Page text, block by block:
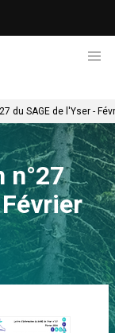
du SAGE de l'Yser -
n°27